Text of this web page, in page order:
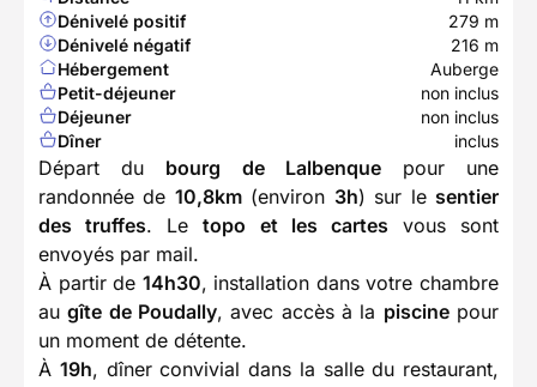
Dénivelé positif
279 m
Dénivelé négatif
216 m
Hébergement
Auberge
Petit-déjeuner
non inclus
Déjeuner
non inclus
Dîner
inclus
Départ du bourg de Lalbenquepour une
randonnée de 10,8km(environ 3h) sur le sentier
des truffes. Letopo et les cartes vous sont
envoyés par mail.
À partir de 14h30, installation dans votre chambre
augîte de Poudally, avec accès à la piscinepour
un moment de détente.
À 19h, dîner convivial dans la salle du restaurant,